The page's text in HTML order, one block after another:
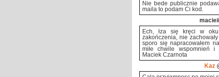
Nie bede publicznie
maila to podam Ci kod.
macieii
Ech, łza się kręci w
zakończenia, nie
sporo się napracowałem
miłe chwile wspomnień i
Maciek Czarnota
Kaz